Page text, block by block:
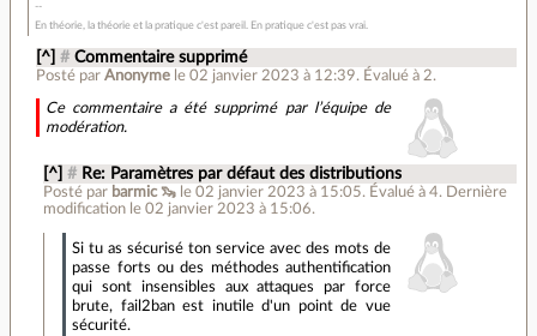
En théorie, la théorie et la pratique c'est pareil. En pratique c'est pas vrai.
[^] # Commentaire supprimé
Posté par Anonyme le 02 janvier 2023 à 12:39. Évalué à 2.
Ce commentaire a été supprimé par l’équipe de
modération.
[^] # Re: Paramètres par défaut des distributions
Posté par barmic 🦦 le 02 janvier 2023 à 15:05. Évalué à4. Dernière
modification le 02 janvier 2023 à 15:06.
Si tu as sécurisé ton service avec des mots de
passe forts ou des méthodes authentification
qui sont insensibles aux attaques par force
brute, fail2ban est inutile d'un point de vue
sécurité.